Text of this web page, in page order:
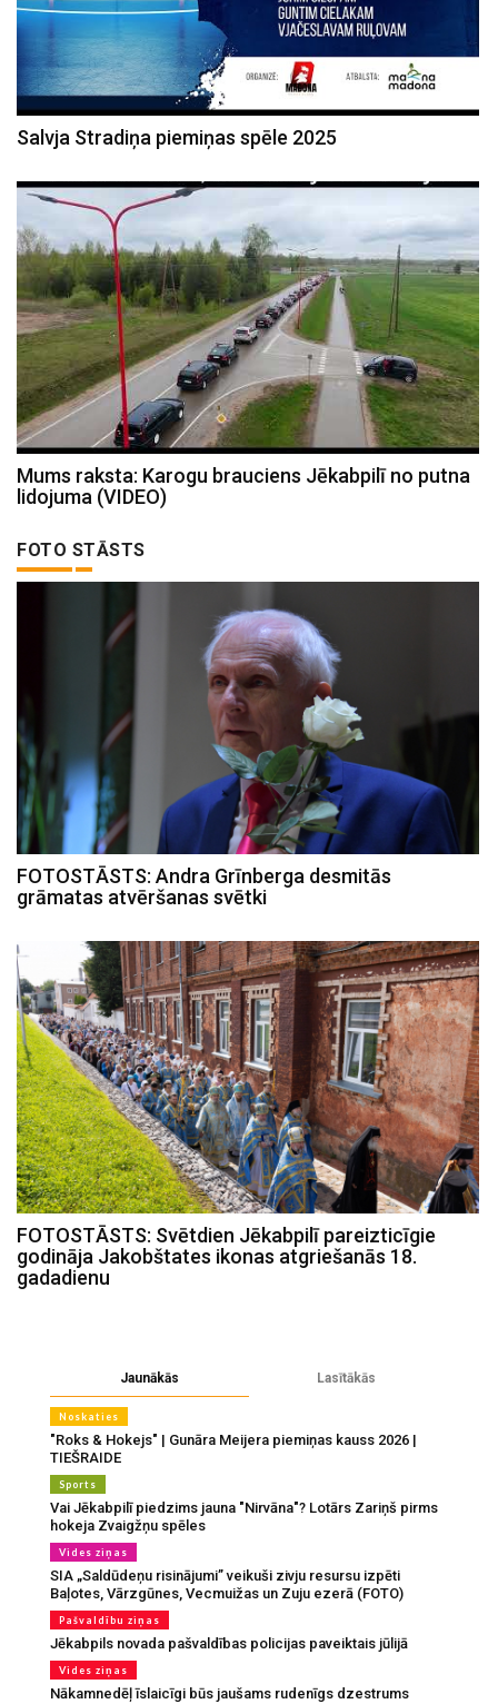
Salvja Stradiņa piemiņas spēle 2025
Mums raksta: Karogu brauciens Jēkabpilī no putna
lidojuma (VIDEO)
FOTO STĀSTS
FOTOSTĀSTS: Andra Grīnberga desmitās
grāmatas atvēršanas svētki
FOTOSTĀSTS: Svētdien Jēkabpilī pareizticīgie
godināja Jakobštates ikonas atgriešanās 18.
gadadienu
Jaunākās Lasītākās
Noskaties
"Roks & Hokejs" | Gunāra Meijera piemiņas kauss 2026 |
TIEŠRAIDE
Sports
Vai Jēkabpilī piedzims jauna "Nirvāna"? Lotārs Zariņš pirms
hokeja Zvaigžņu spēles
Vides ziņas
SIA „Saldūdeņu risinājumi” veikuši zivju resursu izpēti
Baļotes, Vārzgūnes, Vecmuižas un Zuju ezerā (FOTO)
Pašvaldību ziņas
Jēkabpils novada pašvaldības policijas paveiktais jūlijā
Vides ziņas
Nākamnedēļ īslaicīgi būs jaušams rudenīgs dzestrums